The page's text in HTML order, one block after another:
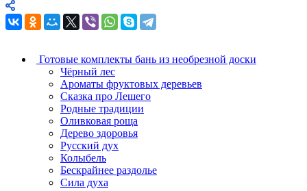
Готовые комплекты бань из необрезной доски
Чёрный лес
Ароматы фруктовых деревьев
Сказка про Лешего
Родные традиции
Оливковая роща
Дерево здоровья
Русский дух
Колыбель
Бескрайнее раздолье
Сила духа